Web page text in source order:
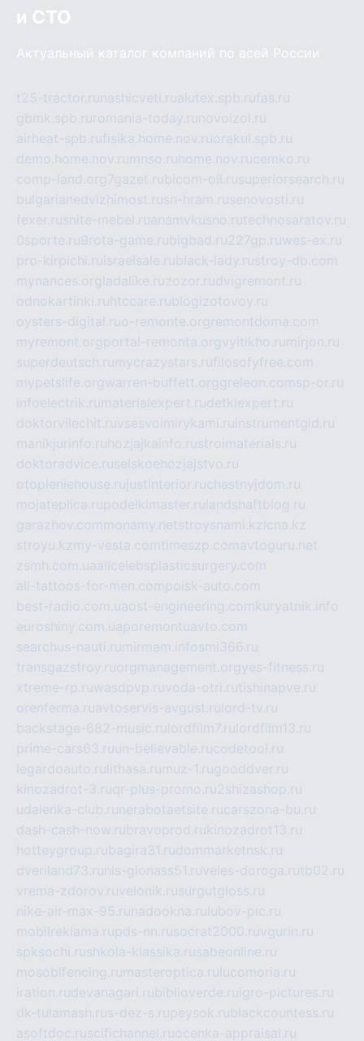
и СТО
Актуальный каталог компаний по всей России
t25-tractor.ru nashicveti.rualutex.spb.rufas.ru
gbmk.spb.ru romania-today.ru novoizol.ru
airheat-spb.rufisika.home.nov.ruorakul.spb.ru
demo.home.nov.ru mnso.ru home.nov.rucemko.ru
comp-land.org 7gazet.rubicom-oil.rusuperiorsearch.ru
bulgarianedvizhimost.rusn-hram.rusenovosti.ru
fexer.rusnite-mebel.ruanamvkusno.rutechnosaratov.ru
0sporte.ru9rota-game.rubigbad.ru227gp.ruwes-ex.ru
pro-kirpichi.ru israelsale.rublack-lady.rustroy-db.com
mynances.org ladalike.ruzozor.rudvigremont.ru
odnokartinki.ru htccare.rublogizotovoy.ru
oysters-digital.ruo-remonte.org remontdoma.com
myremont.org portal-remonta.orgvyitikho.ru mirjon.ru
superdeutsch.ru mycrazystars.rufilosofyfree.com
mypetslife.orgwarren-buffett.orggreleon.comsp-or.ru
infoelectrik.ru materialexpert.rudetkiexpert.ru
doktorvilechit.ruvsesvoimirykami.ru instrumentgid.ru
manikjurinfo.ru hozjajkainfo.rustroimaterials.ru
doktoradvice.ruselskoehozjajstvo.ru
otopleniehouse.ru justinterior.ruchastnyjdom.ru
mojateplica.rupodelkimaster.ru landshaftblog.ru
garazhov.com monamy.netstroysnami.kz lcna.kz
stroyu.kz my-vesta.com timeszp.comavtoguru.net
zsmh.com.uaallcelebsplasticsurgery.com
all-tattoos-for-men.com poisk-auto.com
best-radio.com.uaost-engineering.com kuryatnik.info
euroshiny.com.ua poremontuavto.com
searchus-nauti.ru mirmam.infosmi366.ru
transgazstroy.ruorgmanagement.orgyes-fitness.ru
xtreme-rp.ruwasdpvp.ruvoda-otri.rutishinapve.ru
orenferma.ruavtoservis-avgust.ru lord-tv.ru
backstage-682-music.ru lordfilm7.ru lordfilm13.ru
prime-cars63.ruun-believable.rucodetool.ru
legardoauto.ru lithasa.ru muz-1.rugooddver.ru
kinozadrot-3.ruqr-plus-promo.ru2shizashop.ru
udalenka-club.ru nerabotaetsite.rucarszona-bu.ru
dash-cash-now.rubravoprod.rukinozadrot13.ru
hotteygroup.rubagira31.rudommarketnsk.ru
dveriland73.ru nis-glonass51.ruveles-doroga.rutb02.ru
vrema-zdorov.ruvelonik.rusurgutgloss.ru
nike-air-max-95.ru nadookna.ru lubov-pic.ru
mobilreklama.rupds-nn.rusocrat2000.ruvgurin.ru
spksochi.rushkola-klassika.rusabeonline.ru
mosoblfencing.ru masteroptica.ru lucomoria.ru
iration.rudevanagari.rubiblioverde.ru igro-pictures.ru
dk-tulamash.rus-dez-s.rupeysok.rublackcountess.ru
asoftdoc.ruscifichannel.ruocenka-appraisal.ru